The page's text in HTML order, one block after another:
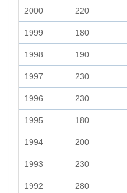
2000 220
1999 180
1998 190
1997 230
1996 230
1995 180
1994 200
1993 230
1992 280